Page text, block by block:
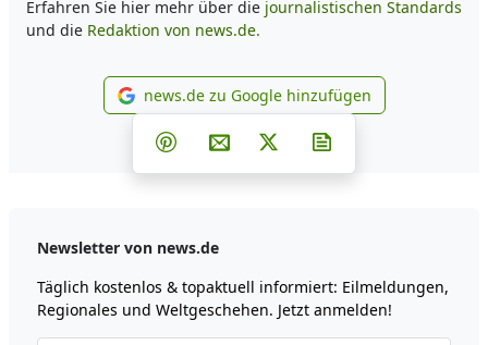
Erfahren Sie hier mehr über die journalistischen Standards
und die Redaktion von news.de.
news.de zu Google
news.de zu Google hinzufügen
Teilen auf Facebook
Teilen auf Whatsapp
Teilen auf Telegram
Teilen auf Pinterest
Per E-Mail teilen
Post auf X
Newsletter von news.de
Täglich kostenlos & topaktuell informiert: Eilmeldungen,
Regionales und Weltgeschehen. Jetzt anmelden!